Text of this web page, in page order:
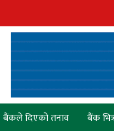
बैंकले दिएको तनाव बैंक